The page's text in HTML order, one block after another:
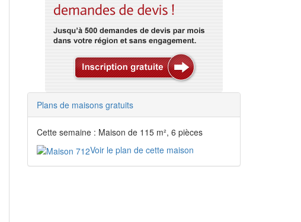
Plans de maisons gratuits
Cette semaine : Maison de 115 m², 6 pièces
Voir le plan de cette maison